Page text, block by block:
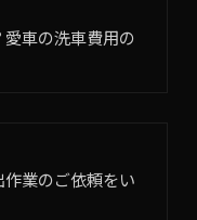
愛車の洗車費用の
作業のご依頼をい